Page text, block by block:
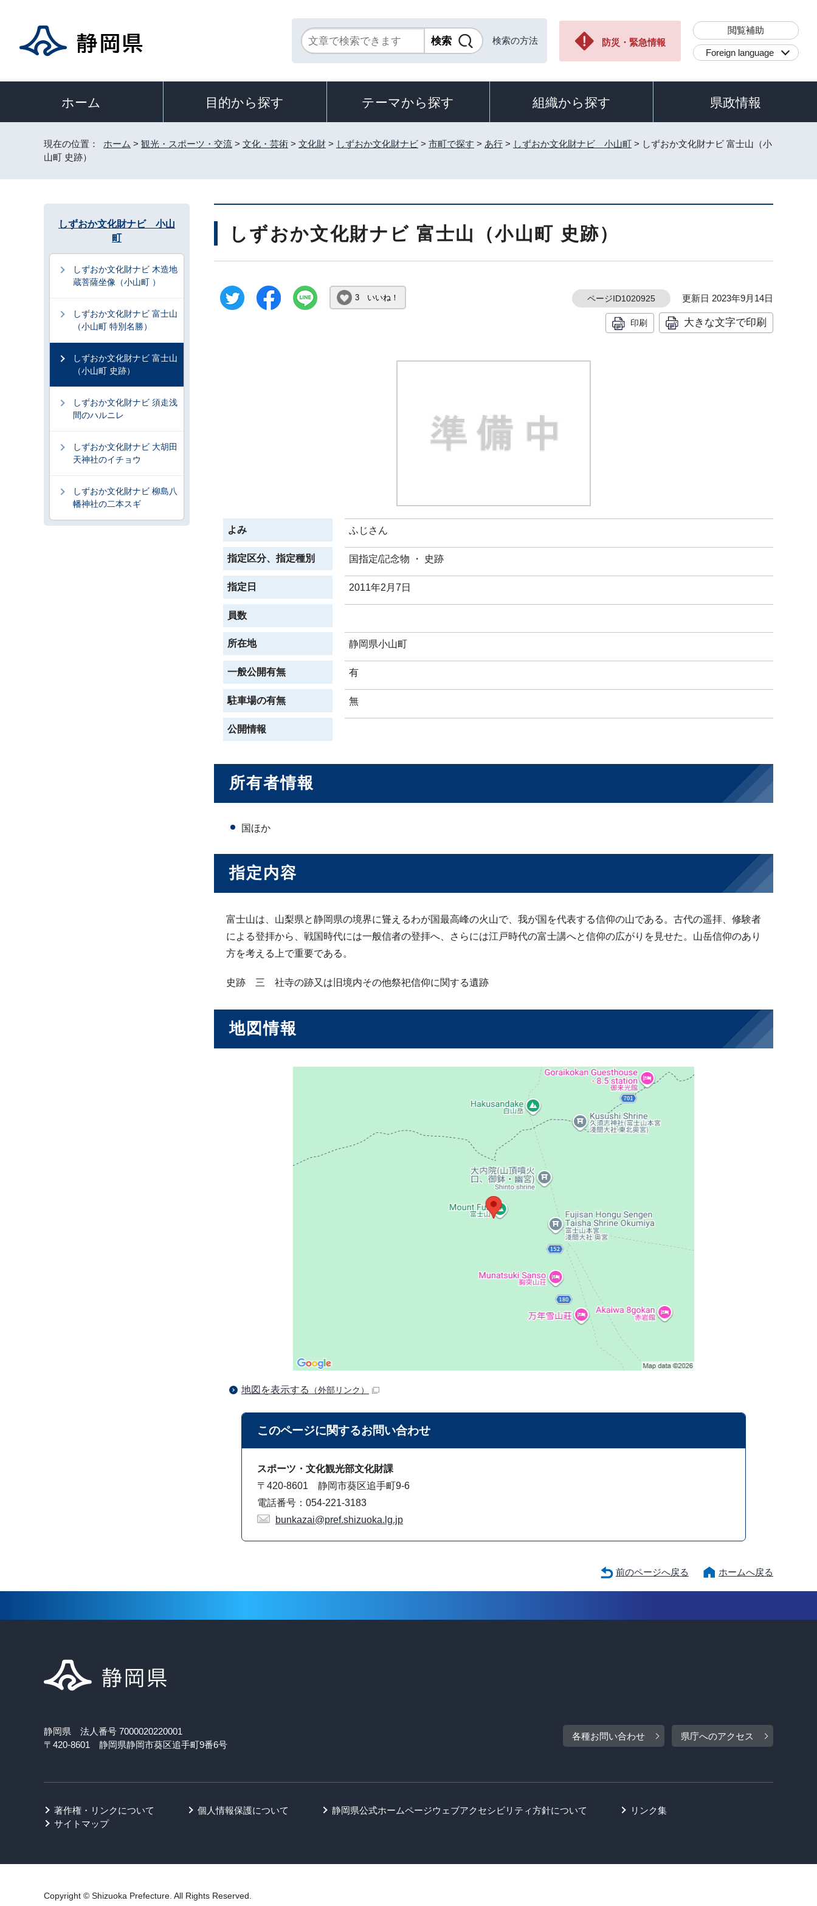
検索の方法 防災・緊急情報
閲覧補助
Foreign language
ホーム 目的から探す テーマから探す 組織から探す 県政情報
現在の位置： ホーム > 観光・スポーツ・交流 > 文化・芸術 > 文化財 > しずおか文化財ナビ > 市町で探す > あ行 > しずおか文化財ナビ 小山町 > しずおか文化財ナビ 富士山（小
山町 史跡）
しずおか文化財ナビ 富士山（小山町 史跡）
3 いいね！ ページID1020925 更新日 2023年9月14日
印刷 大きな文字で印刷
よみ ふじさん
指定区分、指定種別 国指定/記念物 ・ 史跡
指定日 2011年2月7日
員数
所在地 静岡県小山町
一般公開有無 有
駐車場の有無 無
公開情報
所有者情報
国ほか
指定内容
富士山は、山梨県と静岡県の境界に聳えるわが国最高峰の火山で、我が国を代表する信仰の山である。古代の遥拝、修験者
による登拝から、戦国時代には一般信者の登拝へ、さらには江戸時代の富士講へと信仰の広がりを見せた。山岳信仰のあり
方を考える上で重要である。
史跡 三 社寺の跡又は旧境内その他祭祀信仰に関する遺跡
地図情報
地図を表示する （外部リンク）
このページに関するお問い合わせ
スポーツ・文化観光部文化財課
〒420-8601 静岡市葵区追手町9-6
電話番号：054-221-3183
bunkazai@pref.shizuoka.lg.jp
しずおか文化財ナビ 小山
町
しずおか文化財ナビ 木造地
蔵菩薩坐像（小山町 ）
しずおか文化財ナビ 富士山
（小山町 特別名勝）
しずおか文化財ナビ 富士山
（小山町 史跡）
しずおか文化財ナビ 須走浅
間のハルニレ
しずおか文化財ナビ 大胡田
天神社のイチョウ
しずおか文化財ナビ 柳島八
幡神社の二本スギ
前のページへ戻る ホームへ戻る
静岡県 法人番号 7000020220001
〒420-8601 静岡県静岡市葵区追手町9番6号
各種お問い合わせ 県庁へのアクセス
著作権・リンクについて 個人情報保護について 静岡県公式ホームページウェブアクセシビリティ方針について
リンク集
サイトマップ
Copyright © Shizuoka Prefecture. All Rights Reserved.